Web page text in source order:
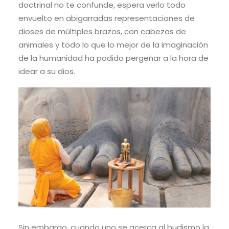
doctrinal no te confunde, espera verlo todo
envuelto en abigarradas representaciones de
dioses de múltiples brazos, con cabezas de
animales y todo lo que lo mejor de la imaginación
de la humanidad ha podido pergeñar a la hora de
idear a su dios.